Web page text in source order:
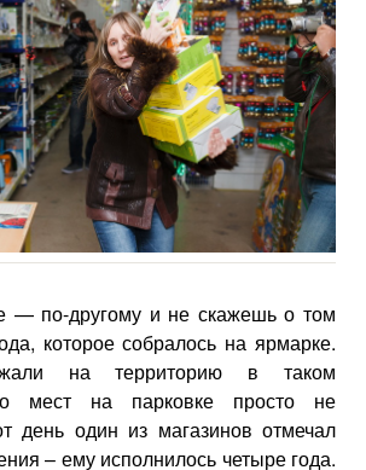
— по-другому и не скажешь о том
которое собралось на ярмарке.
на территорию в таком
мест на парковке просто не
день один из магазинов отмечал
– ему исполнилось четыре года.